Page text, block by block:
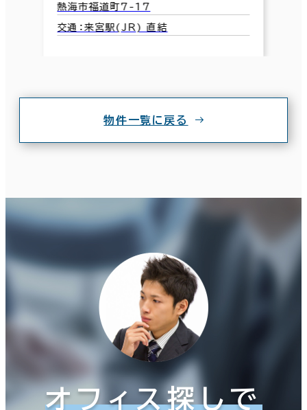
熱海市福道町7-17
交通：来宮駅(JR) 直結
物件一覧に戻る
オフィス探しで